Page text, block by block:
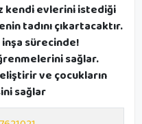
kendi evlerini istediği
tadını çıkartacaktır.
sürecinde!
sağlar.
ve çocukların
sağlar